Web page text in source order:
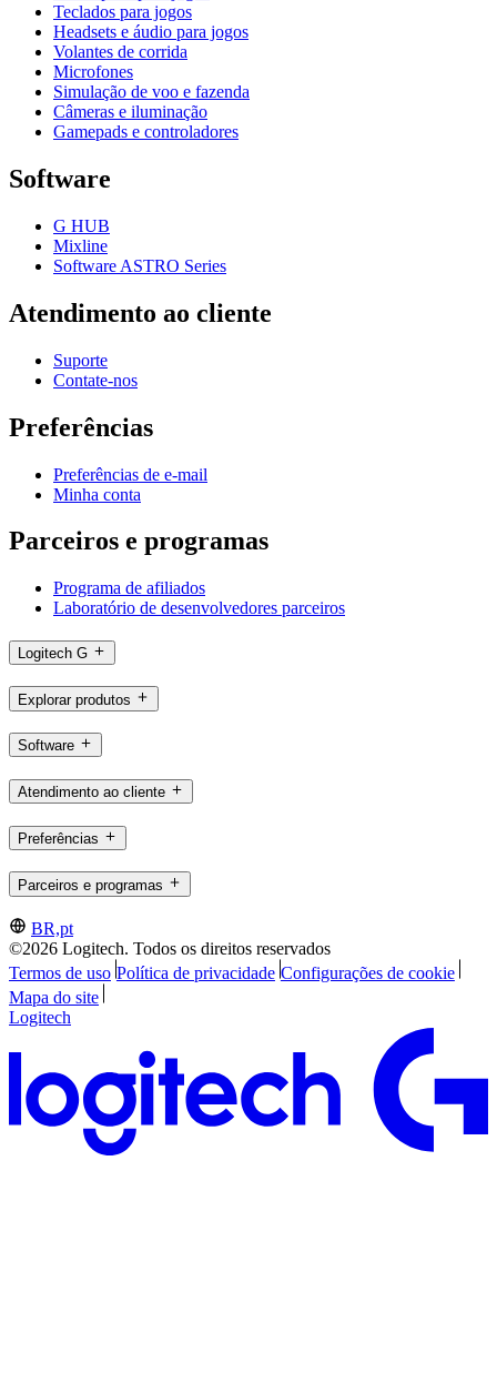
Teclados para jogos
Headsets e áudio para jogos
Volantes de corrida
Microfones
Simulação de voo e fazenda
Câmeras e iluminação
Gamepads e controladores
Software
G HUB
Mixline
Software ASTRO Series
Atendimento ao cliente
Suporte
Contate-nos
Preferências
Preferências de e-mail
Minha conta
Parceiros e programas
Programa de afiliados
Laboratório de desenvolvedores parceiros
Logitech G
Explorar produtos
Software
Atendimento ao cliente
Preferências
Parceiros e programas
BR,pt
©2026 Logitech. Todos os direitos reservados
Termos de uso Política de privacidade Configurações de cookie
Mapa do site
Logitech